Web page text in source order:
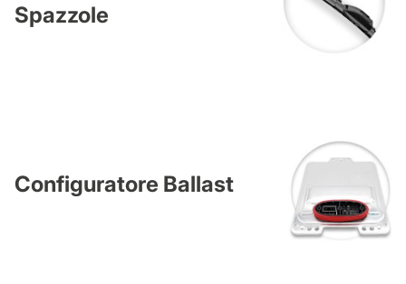
Spazzole
Configuratore Ballast